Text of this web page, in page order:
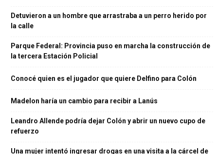
Detuvieron a un hombre que arrastraba a un perro herido por
la calle
Parque Federal: Provincia puso en marcha la construcción de
la tercera Estación Policial
Conocé quien es el jugador que quiere Delfino para Colón
Madelon haría un cambio para recibir a Lanús
Leandro Allende podría dejar Colón y abrir un nuevo cupo de
refuerzo
Una mujer intentó ingresar drogas en una visita a la cárcel de